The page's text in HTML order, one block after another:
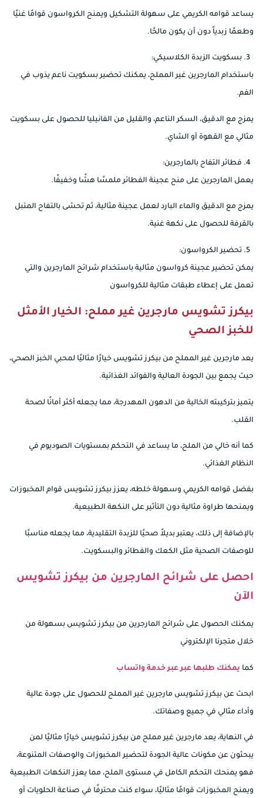
يساعد قوامه الكريمي على سهولة التشكيل ويمنح الكرواسون قوامًا غنيًا
وطعمًا زبدياً دون أن يكون مالحًا.
بسكويت الزبدة الكلاسيكي:
باستخدام المارجرين غير المملح، يمكنك تحضير بسكويت ناعم يذوب في
الفم.
يمزج مع الدقيق، السكر الناعم، والقليل من الفانيليا للحصول على بسكويت
مثالي مع القهوة أو الشاي.
فطائر التفاح بالمارجرين:
يعمل المارجرين على منح عجينة الفطائر ملمسًا هشًا وخفيفًا.
يمزج مع الدقيق والماء البارد لعمل عجينة مثالية، ثم تحشى بالتفاح المتبل
بالقرفة للحصول على نكهة غنية.
تحضير الكرواسون:
يمكن تحضير عجينة كرواسون مثالية باستخدام شرائح المارجرين والتي
تعمل على إعطاء طبقات مثالية للكرواسون
بيكرز تشويس مارجرين غير مملح: الخيار الأمثل
للخبز الصحي
يعد مارجرين غير المملح من بيكرز تشويس خيارًا مثاليًا لمحبي الخبز الصحي،
حيث يجمع بين الجودة العالية والفوائد الغذائية.
يتميز بتركيبته الخالية من الدهون المهدرجة، مما يجعله أكثر أمانًا لصحة
القلب.
كما أنه خالي من الملح، ما يساعد في التحكم بمستويات الصوديوم في
النظام الغذائي.
بفضل قوامه الكريمي وسهولة خلطه، يعزز بيكرز تشويس قوام المخبوزات
ويمنحها طراوة مثالية دون التأثير على النكهة الطبيعية.
بالإضافة إلى ذلك، يعتبر بديلاً صحيًا للزبدة التقليدية، مما يجعله مناسبًا
للوصفات الصحية مثل الكعك والفطائر والبسكويت.
احصل على شرائح المارجرين من بيكرز تشويس
الآن
يمكنك الحصول على شرائح المارجرين من بيكرز تشويس بسهولة من
خلال متجرنا الإلكتروني
كمايمكنك طلبها عبر عبر خدمة واتساب
ابحث عن بيكرز تشويس مارجرين غير المملح للحصول على جودة عالية
وأداء مثالي في جميع وصفاتك.
في النهاية، يعد مارجرين غير مملح من بيكرز تشويس خيارًا مثاليًا لمن
يبحثون عن مكونات عالية الجودة لتحضير المخبوزات والوصفات المتنوعة،
فهو يمنحك التحكم الكامل في مستوى الملح، مما يعزز النكهات الطبيعية
ويمنح المخبوزات قوامًا مثاليًا، سواء كنت محترفًا في صناعة الحلويات أو